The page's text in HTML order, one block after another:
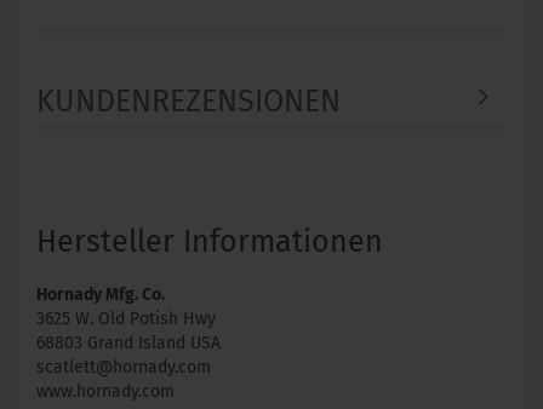
KUNDENREZENSIONEN
Hersteller Informationen
Hornady Mfg. Co.
3625 W. Old Potish Hwy
68803 Grand Island USA
scatlett@hornady.com
www.hornady.com